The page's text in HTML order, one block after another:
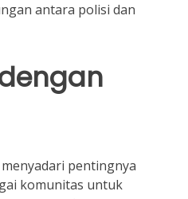
antara polisi dan
pentingnya
komunitas untuk